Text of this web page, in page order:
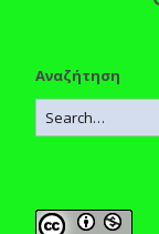
Αναζήτηση